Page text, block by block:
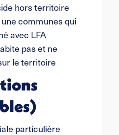
hors territoire
communes qui
avec LFA
pas et ne
le territoire
particulière